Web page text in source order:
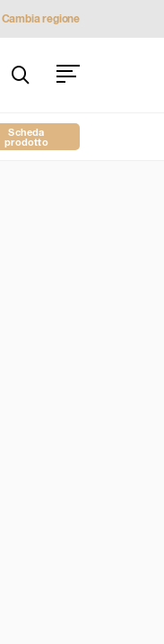
Cambia regione
Scheda
prodotto